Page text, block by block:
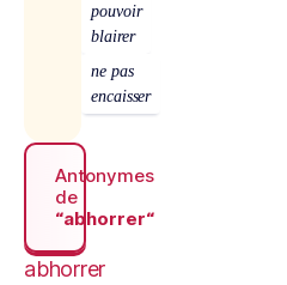
pouvoir
blairer
ne pas
encaisser
Antonymes
de
“abhorrer“
abhorrer